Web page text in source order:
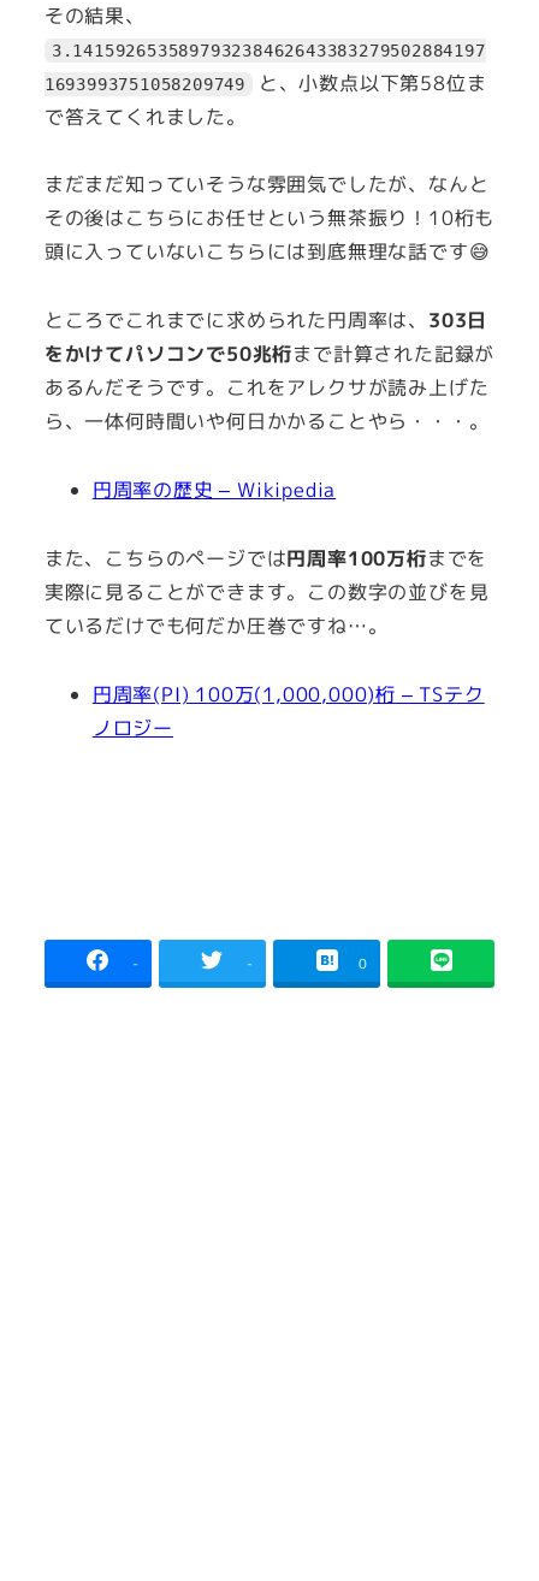
その結果、
3.141592653589793238462643383279502884197
1693993751058209749
と、小数点以下第58位ま
で答えてくれました。
まだまだ知っていそうな雰囲気でしたが、なんと
その後はこちらにお任せという無茶振り！10桁も
頭に入っていないこちらには到底無理な話です😅
ところでこれまでに求められた円周率は、 303日
をかけてパソコンで50兆桁まで計算された記録が
あるんだそうです。これをアレクサが読み上げた
ら、一体何時間いや何日かかることやら・・・。
円周率の歴史 – Wikipedia
また、こちらのページでは円周率100万桁までを
実際に見ることができます。この数字の並びを見
ているだけでも何だか圧巻ですね…。
円周率(PI) 100万(1,000,000)桁 – TSテク
ノロジー
- - 0